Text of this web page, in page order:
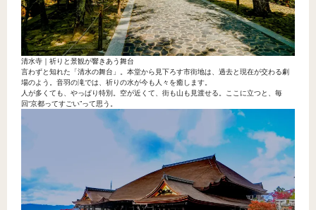
清水寺｜祈りと景観が響きあう舞台
言わずと知れた「清水の舞台」。本堂から見下ろす市街地は、過去と現在が交わる劇
場のよう。音羽の滝では、祈りの水が今も人々を癒します。
人が多くても、やっぱり特別。空が近くて、街も山も見渡せる。ここに立つと、毎
回“京都ってすごい”って思う。